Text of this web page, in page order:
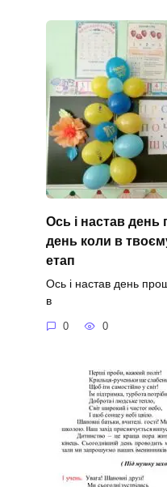
Ось і настав день
день коли в
етап
Ось і настав день
в
0 0